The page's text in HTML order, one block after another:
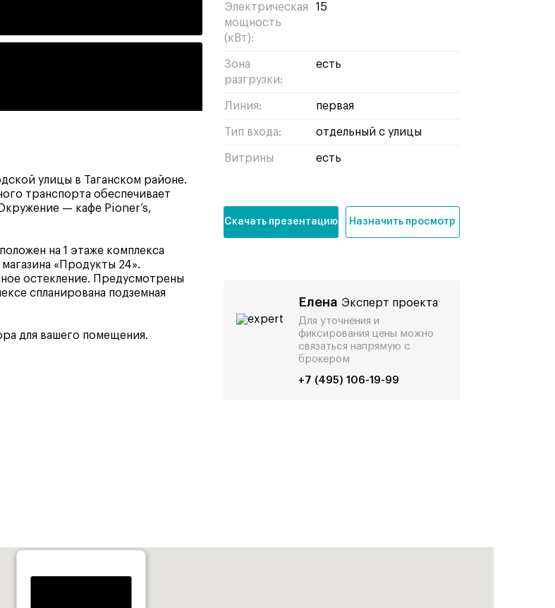
улицы в Таганском районе.
транспорта обеспечивает
— кафе Pioner’s,
на 1 этаже комплекса
«Продукты 24».
остекление. Предусмотрены
спланирована подземная
для вашего помещения.
Электрическая
мощность
(кВт):
15
Зона
разгрузки:
есть
Линия: первая
Тип входа: отдельный с улицы
Витрины есть
Скачать презентацию Назначить просмотр
Елена Эксперт проекта
Для уточнения и
фиксирования цены можно
связаться напрямую с
брокером
+7 (495) 106-19-99